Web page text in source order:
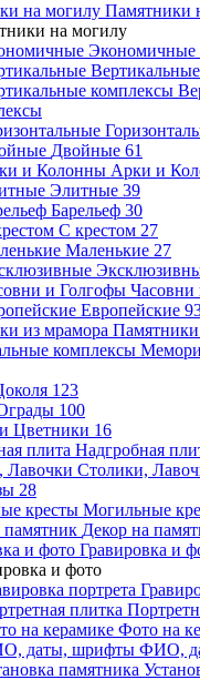
Памятники
на могилу
Экономичные
Вертикальные
Двойные 61
Арки и
Элитные 39
Барельеф 30
С крестом 27
Маленькие 27
Часовни
Европейские
123
100
Цветники 16
Надгробная
Столики,
28
Могильные
Декор на
Гравировка и
и фото
Фото на
ФИО,